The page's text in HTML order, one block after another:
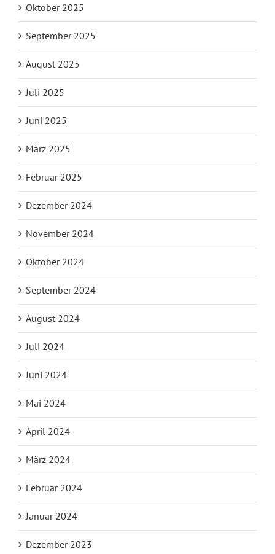
Oktober 2025
September 2025
August 2025
Juli 2025
Juni 2025
März 2025
Februar 2025
Dezember 2024
November 2024
Oktober 2024
September 2024
August 2024
Juli 2024
Juni 2024
Mai 2024
April 2024
März 2024
Februar 2024
Januar 2024
Dezember 2023
Musikzug buchen
Unsere Geschichte